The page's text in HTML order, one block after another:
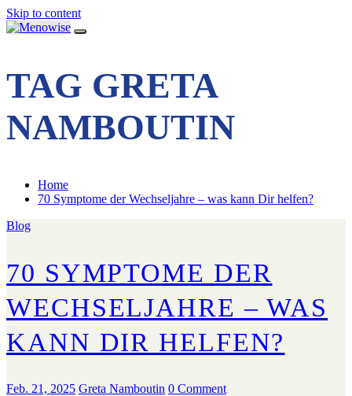
Skip to content
TAG GRETA
NAMBOUTIN
Home
70 Symptome der Wechseljahre – was kann Dir helfen?
Blog
70 SYMPTOME DER
WECHSELJAHRE – WAS
KANN DIR HELFEN?
Feb. 21, 2025 Greta Namboutin 0 Comment